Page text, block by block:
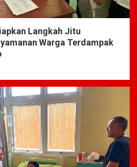
Langkah Jitu
Warga Terdampak